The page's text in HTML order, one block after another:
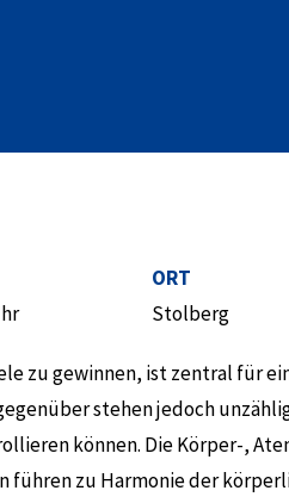
ORT
Stolberg
zu gewinnen, ist zentral für
stehen jedoch
können. Die Körper-,
zu Harmonie der